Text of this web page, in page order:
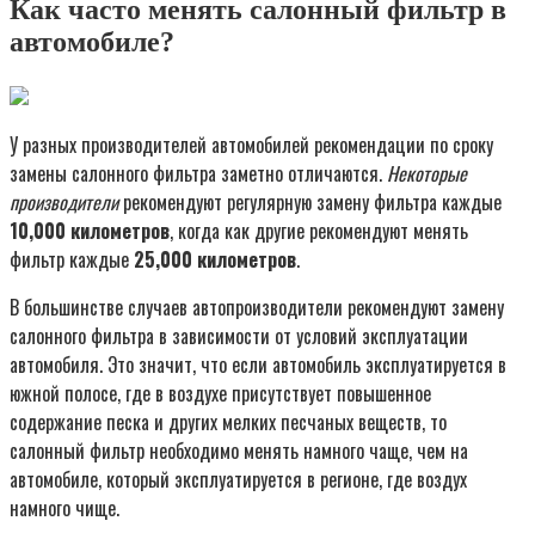
Как часто менять салонный фильтр в
автомобиле?
У разных производителей автомобилей рекомендации по сроку
замены салонного фильтра заметно отличаются. Некоторые
производителирекомендуют регулярную замену фильтра каждые
10,000 километров, когда как другие рекомендуют менять
фильтр каждые 25,000 километров.
В большинстве случаев автопроизводители рекомендуют замену
салонного фильтра в зависимости от условий эксплуатации
автомобиля. Это значит, что если автомобиль эксплуатируется в
южной полосе, где в воздухе присутствует повышенное
содержание песка и других мелких песчаных веществ, то
салонный фильтр необходимо менять намного чаще, чем на
автомобиле, который эксплуатируется в регионе, где воздух
намного чище.